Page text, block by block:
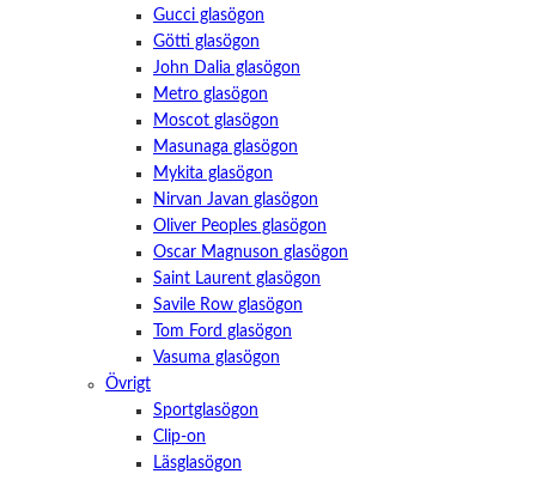
Gucci glasögon
Götti glasögon
John Dalia glasögon
Metro glasögon
Moscot glasögon
Masunaga glasögon
Mykita glasögon
Nirvan Javan glasögon
Oliver Peoples glasögon
Oscar Magnuson glasögon
Saint Laurent glasögon
Savile Row glasögon
Tom Ford glasögon
Vasuma glasögon
Övrigt
Sportglasögon
Clip-on
Läsglasögon